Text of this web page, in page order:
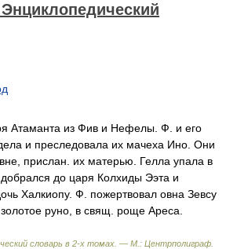
из Фив и Нефелы. Ф. и его
и преследовала их мачеха Ино. Они
прислан. их матерью. Гелла упала в
до царя Колхиды Ээта и
Халкиопу. Ф. пожертвовал овна Зевсу
руно, в свящ. роще Ареса.
словарь в 2-х томах. — М.: Центрполиграф